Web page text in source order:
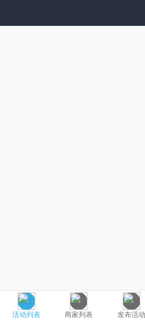
活动列表 商家列表 发布活动